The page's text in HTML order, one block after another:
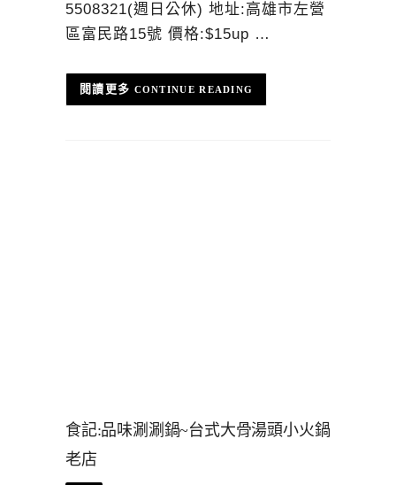
5508321(週日公休) 地址:高雄市左營
區富民路15號 價格:$15up …
CONTINUE READING
食記:品味涮涮鍋~台式大骨湯頭小火鍋
老店